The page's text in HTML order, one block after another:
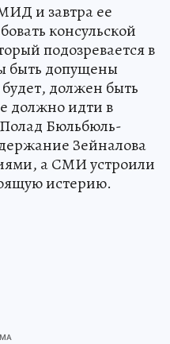
и завтра ее
консульской
подозревается в
быть допущены
должен быть
должно идти в
Бюльбюль-
Зейналова
а СМИ устроили
истерию.